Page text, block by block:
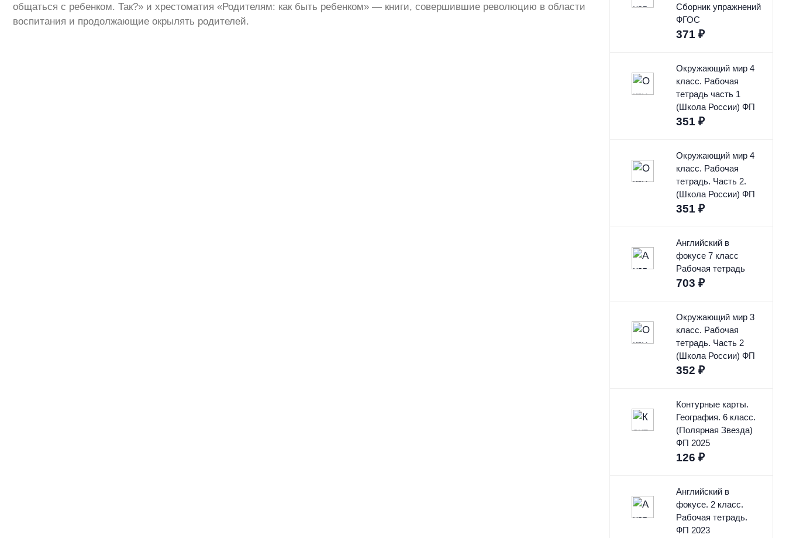
общаться с ребенком. Так?» и хрестоматия «Родителям: как быть ребенком» — книги, совершившие революцию в области
воспитания и продолжающие окрылять родителей.
Сборник упражнений
ФГОС
371 ₽
Окружающий мир 4
класс. Рабочая
тетрадь часть 1
(Школа России) ФП
351 ₽
Окружающий мир 4
класс. Рабочая
тетрадь. Часть 2.
(Школа России) ФП
351 ₽
Английский в
фокусе 7 класс
Рабочая тетрадь
703 ₽
Окружающий мир 3
класс. Рабочая
тетрадь. Часть 2
(Школа России) ФП
352 ₽
Контурные карты.
География. 6 класс.
(Полярная Звезда)
ФП 2025
126 ₽
Английский в
фокусе. 2 класс.
Рабочая тетрадь.
ФП 2023